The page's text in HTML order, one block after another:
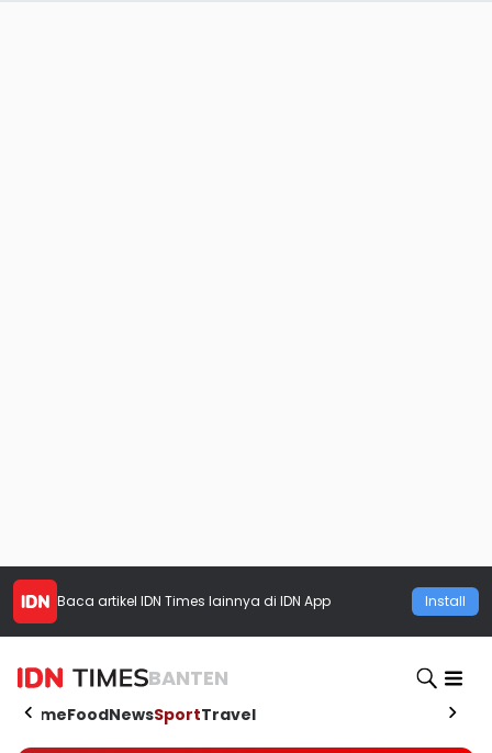
Baca artikel IDN Times lainnya di IDN App Install
BANTEN
HomeFoodNewsSportTravel